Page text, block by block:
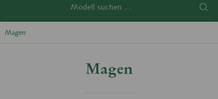
Magen
Magen